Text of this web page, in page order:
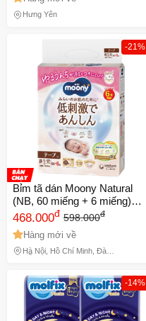
Hưng Yên
-21%
Bỉm tã dán Moony Natural
(NB, 60 miếng + 6 miếng)
(bao bì giao ngẫu nhiên)
468.000đ 598.000đ
Hàng mới về
Hà Nội, Hồ Chí Minh, Đà
-14%